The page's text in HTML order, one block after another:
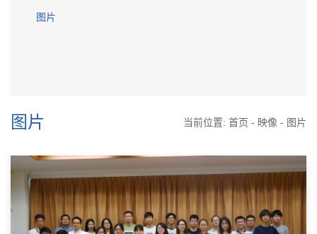
图片
图片 当前位置: 首页 - 映像 - 图片